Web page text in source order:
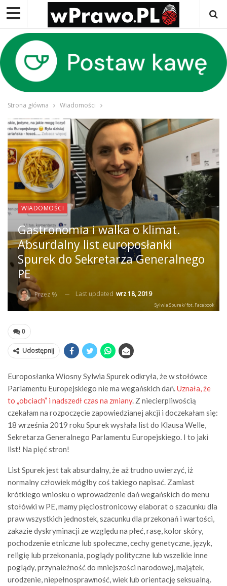
Strona główna Wiadomości
WIADOMOŚCI
Gastronomia i walka o klimat.
Absurdalny list europosłanki
Spurek do Sekretarza Generalnego
PE
Przez % Last updated wrz 18, 2019
Sylwia Spurek/ fot. Facebook
0
Udostępnij
Europosłanka Wiosny Sylwia Spurek odkryła, że w stołówce
Parlamentu Europejskiego nie ma wegańskich dań.Uznała, że
to „obciach” i nadszedł czas na zmiany. Z niecierpliwością
czekałam na rozpoczęcie zapowiedzianej akcji i doczekałam się:
18 września 2019 roku Spurek wysłała list do Klausa Welle,
Sekretarza Generalnego Parlamentu Europejskiego. I to jaki
list! Na pięć stron!
List Spurek jest tak absurdalny, że aż trudno uwierzyć, iż
normalny człowiek mógłby coś takiego napisać. Zamiast
krótkiego wniosku o wprowadzenie dań wegańskich do menu
stołówki w PE, mamy pięciostronicowy elaborat o szacunku dla
praw wszystkich jednostek, szacunku dla przekonań i wartości,
zakazie dyskryminacji ze względu na płeć, rasę, kolor skóry,
pochodzenie etniczne lub społeczne, cechy genetyczne, język,
religię lub przekonania, poglądy polityczne lub wszelkie inne
poglądy, przynależność do mniejszości narodowej, majątek,
urodzenie, niepełnosprawność, wiek lub orientację seksualną.